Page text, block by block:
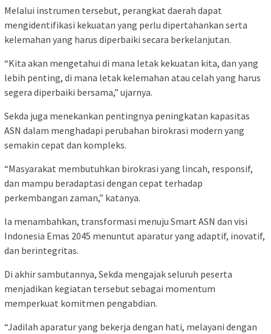
Melalui instrumen tersebut, perangkat daerah dapat
mengidentifikasi kekuatan yang perlu dipertahankan serta
kelemahan yang harus diperbaiki secara berkelanjutan.
“Kita akan mengetahui di mana letak kekuatan kita, dan yang
lebih penting, di mana letak kelemahan atau celah yang harus
segera diperbaiki bersama,” ujarnya.
Sekda juga menekankan pentingnya peningkatan kapasitas
ASN dalam menghadapi perubahan birokrasi modern yang
semakin cepat dan kompleks.
“Masyarakat membutuhkan birokrasi yang lincah, responsif,
dan mampu beradaptasi dengan cepat terhadap
perkembangan zaman,” katanya.
Ia menambahkan, transformasi menuju Smart ASN dan visi
Indonesia Emas 2045 menuntut aparatur yang adaptif, inovatif,
dan berintegritas.
Di akhir sambutannya, Sekda mengajak seluruh peserta
menjadikan kegiatan tersebut sebagai momentum
memperkuat komitmen pengabdian.
“Jadilah aparatur yang bekerja dengan hati, melayani dengan